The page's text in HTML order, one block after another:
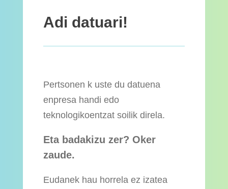
Adi datuari!
Pertsonen k uste du datuena
enpresa handi edo
teknologikoentzat soilik direla.
Eta badakizu zer? Oker
zaude.
Eudanek hau horrela ez izatea